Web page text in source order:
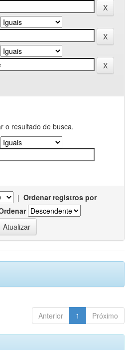
o resultado de busca.
| Ordenar registros por
Anterior 1 Próximo